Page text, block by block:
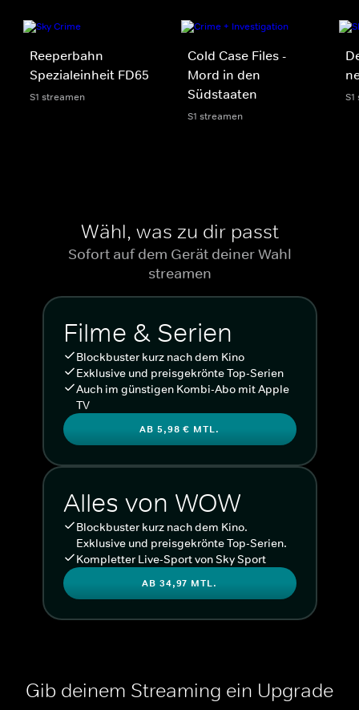
Reeperbahn
Spezialeinheit FD65
S1 streamen
Cold Case Files -
Mord in den
Südstaaten
S1 streamen
Wähl, was zu dir passt
Sofort auf dem Gerät deiner Wahl
streamen
Filme & Serien
Blockbuster kurz nach dem Kino
Exklusive und preisgekrönte Top-Serien
Auch im günstigen Kombi-Abo mit Apple
TV
AB 5,98 € MTL.
Alles von WOW
Blockbuster kurz nach dem Kino.
Exklusive und preisgekrönte Top-Serien.
Kompletter Live-Sport von Sky Sport
AB 34,97 MTL.
Gib deinem Streaming ein Upgrade